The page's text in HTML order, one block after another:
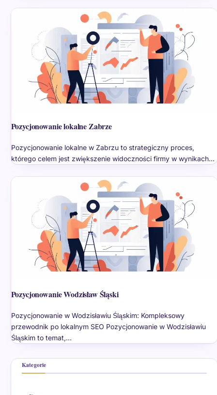
Pozycjonowanie lokalne Zabrze
Pozycjonowanie lokalne w Zabrzu to strategiczny proces,
którego celem jest zwiększenie widoczności firmy w wynikach…
Pozycjonowanie Wodzisław Śląski
Pozycjonowanie w Wodzisławiu Śląskim: Kompleksowy
przewodnik po lokalnym SEO Pozycjonowanie w Wodzisławiu
Śląskim to temat,…
Kategorie